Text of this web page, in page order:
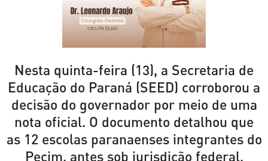
Nesta quinta-feira (13), a Secretaria de
Educação do Paraná (SEED) corroborou a
decisão do governador por meio de uma
nota oficial. O documento detalhou que
as 12 escolas paranaenses integrantes do
Pecim, antes sob jurisdição federal,